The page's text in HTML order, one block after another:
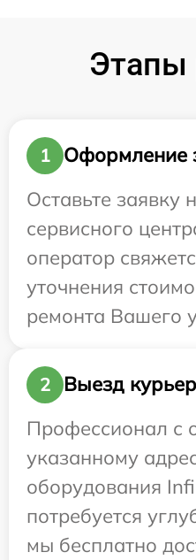
Этапы
1
Оформление
Оставьте заявку
сервисного
оператор
уточнения
ремонта Вашего
2
Выезд
Профессионал с
указанному
оборудования
потребуется
мы бесплатно